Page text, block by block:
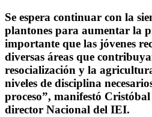
Se espera continuar con la
plantones para aumentar la
importante que las jóvenes
diversas áreas que
resocialización y la
niveles de disciplina
proceso”, manifestó
director Nacional del IEI.